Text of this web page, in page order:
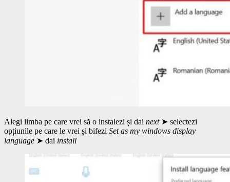
Alegi limba pe care vrei să o instalezi și dai next➤ selectezi
opțiunile pe care le vrei și bifezi Set as my windows display
language ➤ dai install